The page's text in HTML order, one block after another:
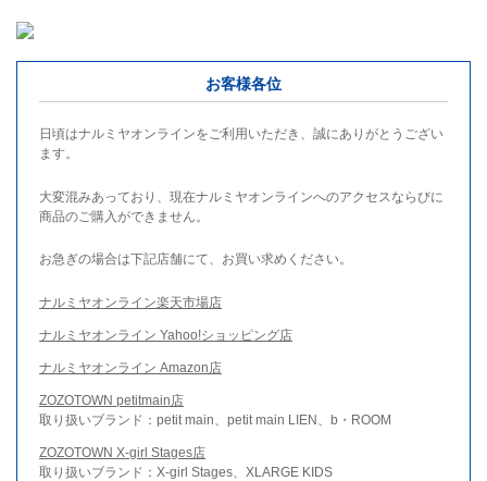
お客様各位
日頃はナルミヤオンラインをご利用いただき、誠にありがとうござい
ます。
大変混みあっており、現在ナルミヤオンラインへのアクセスならびに
商品のご購入ができません。
お急ぎの場合は下記店舗にて、お買い求めください。
ナルミヤオンライン楽天市場店
ナルミヤオンライン Yahoo!ショッピング店
ナルミヤオンライン Amazon店
ZOZOTOWN petitmain店
取り扱いブランド：petit main、petit main LIEN、b・ROOM
ZOZOTOWN X-girl Stages店
取り扱いブランド：X-girl Stages、XLARGE KIDS